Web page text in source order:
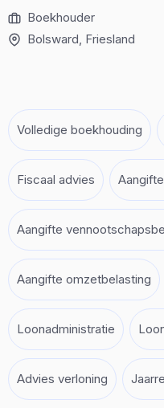
Boekhouder
Bolsward, Friesland
Volledige boekhouding
Fiscaal advies
Aangifte
Aangifte omzetbelasting
Loonadministratie
Advies verloning